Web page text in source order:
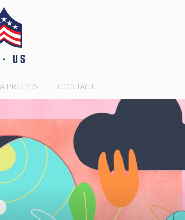
A PROPOS CONTACT